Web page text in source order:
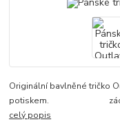
Originální bavlněné tričko
celý popis